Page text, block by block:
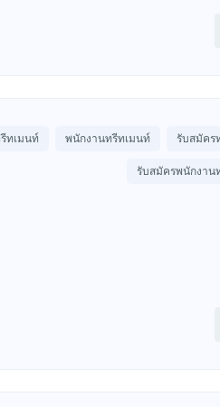
ทเมนท์ พนักงานทรีทเมนท์ รับสมัคร
รับสมัครพนักงาน